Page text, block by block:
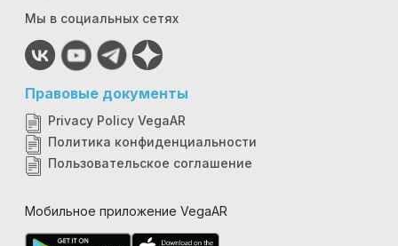
Мы в социальных сетях
Правовые документы
Privacy Policy VegaAR
Политика конфиденциальности
Пользовательское соглашение
Мобильное приложение VegaAR